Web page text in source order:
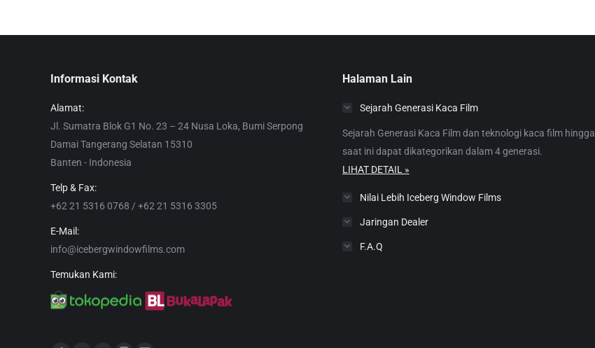
Informasi Kontak
Alamat:
Jl. Sumatra Blok G1 No. 23 – 24 Nusa Loka, Bumi Serpong
Damai Tangerang Selatan 15310
Banten - Indonesia
Telp & Fax:
+62 21 5316 0768 / +62 21 5316 3305
E-Mail:
info@icebergwindowfilms.com
Temukan Kami:
Halaman Lain
Sejarah Generasi Kaca Film
Sejarah Generasi Kaca Film dan teknologi kaca film hingga
saat ini dapat dikategorikan dalam 4 generasi.
LIHAT DETAIL »
Nilai Lebih Iceberg Window Films
Jaringan Dealer
F.A.Q